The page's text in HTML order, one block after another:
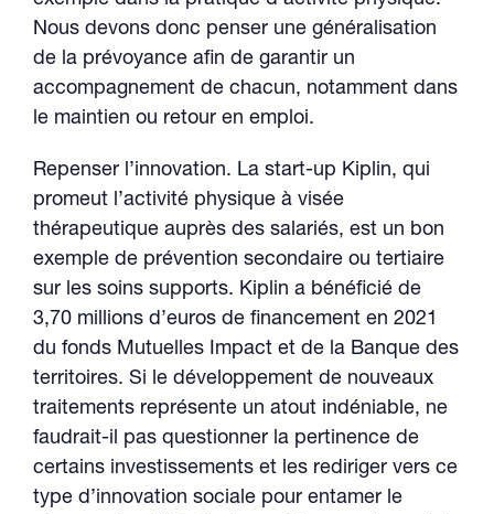
Nous devons donc penser une généralisation
de la prévoyance afin de garantir un
accompagnement de chacun, notamment dans
le maintien ou retour en emploi.
Repenser l’innovation. La start-up Kiplin, qui
promeut l’activité physique à visée
thérapeutique auprès des salariés, est un bon
exemple de prévention secondaire ou tertiaire
sur les soins supports. Kiplin a bénéficié de
3,70 millions d’euros de financement en 2021
du fonds Mutuelles Impact et de la Banque des
territoires. Si le développement de nouveaux
traitements représente un atout indéniable, ne
faudrait-il pas questionner la pertinence de
certains investissements et les rediriger vers ce
type d’innovation sociale pour entamer le